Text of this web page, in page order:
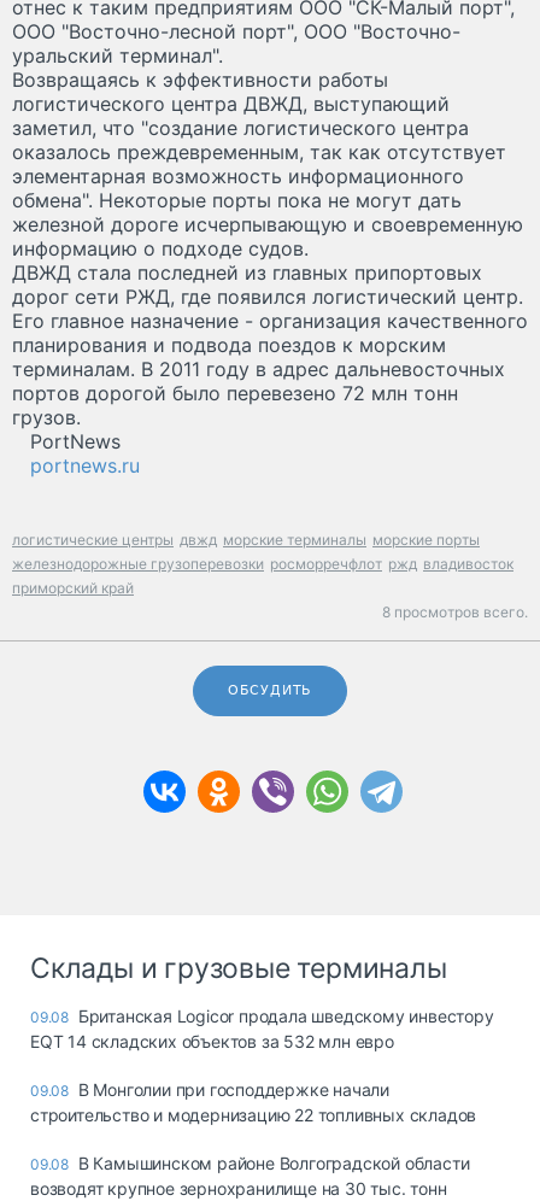
отнес к таким предприятиям ООО "СК-Малый порт",
ООО "Восточно-лесной порт", ООО "Восточно-
уральский терминал".
Возвращаясь к эффективности работы
логистического центра ДВЖД, выступающий
заметил, что "создание логистического центра
оказалось преждевременным, так как отсутствует
элементарная возможность информационного
обмена". Некоторые порты пока не могут дать
железной дороге исчерпывающую и своевременную
информацию о подходе судов.
ДВЖД стала последней из главных припортовых
дорог сети РЖД, где появился логистический центр.
Его главное назначение - организация качественного
планирования и подвода поездов к морским
терминалам. В 2011 году в адрес дальневосточных
портов дорогой было перевезено 72 млн тонн
грузов.
PortNews
portnews.ru
логистические центры двжд морские терминалы морские порты
железнодорожные грузоперевозки росморречфлот ржд владивосток
приморский край
8 просмотров всего.
ОБСУДИТЬ
Склады и грузовые терминалы
09.08 Британская Logicor продала шведскому инвестору
EQT 14 складских объектов за 532 млн евро
09.08 В Монголии при господдержке начали
строительство и модернизацию 22 топливных складов
09.08 В Камышинском районе Волгоградской области
возводят крупное зернохранилище на 30 тыс. тонн